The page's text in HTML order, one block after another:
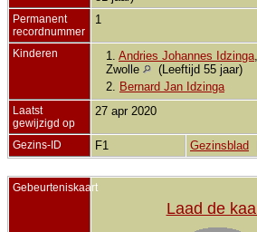
Permanent
recordnummer
1
Kinderen 1. Andries Johannes Idzinga
Zwolle
(Leeftijd 55 jaar)
2.
Bernard Jan Idzinga
Laatst
gewijzigd op
27 apr 2020
Gezins-ID F1 Gezinsblad
Gebeurteniskaart
Laad de